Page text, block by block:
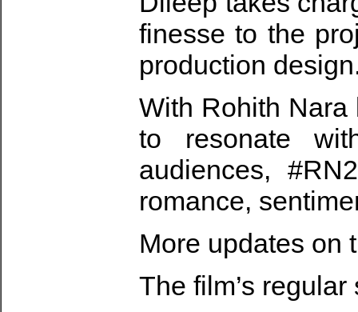
finesse to the
production
With Rohith
to resonate
audiences,
romance,
More updates on
The film’s